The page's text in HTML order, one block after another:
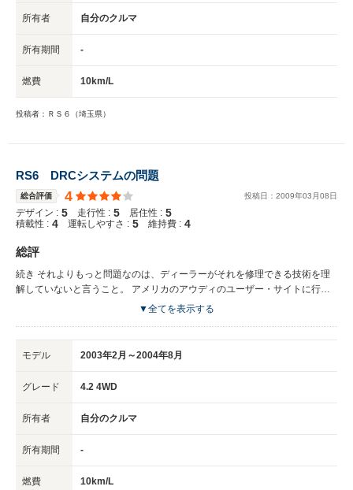
ディ本社や、アメリカのユーザー・グループともコンタクトして情報を得て
いるが、パーツだってほぼ2倍の価格。少なくとも円高なのに解せない。 ユ
ーザーはこうした情報をもっと把握すべきなのではないかと思う。
所有者 自分のクルマ
所有期間 -
燃費 10km/L
投稿者：ＲＳ６（埼玉県）
RS6 DRCシステムの問題
総合評価 4 投稿日： 2009年03 月08日
デザイン : 5 走行性 : 5 居住性 : 5
積載性 : 4 運転しやすさ : 5 維持費 : 4
総評
続き それよりもっと問題なのは、ディーラーがそれを修理できる技術を理
解していないと言うこと。 アメリカのアウディのユーザー・サイトに行く
と、本国ではDRCシステムを修理する間ぬあるが新しくなり、ツールも新
きるらしいのだが、日本のディーラーでは1個25万のセントラル・バルブを
2つ交換する必要があると言う。そもそも、修理するノウハウが無いがため
そうだ。 このご時世に、50万をディーラーの無知のために誰が払うという
ないと、地祇はアウディになんか乗労と考えるわけが無い。 折角良い車な
のに、日本の外車ディーラーと言うのは全く持って知識が無くて、車を愛し
てなくて、ただ単にプライドばかり高くて、本当に車を好きで乗っているユ
ーザーとしては残念でしょうがない。 RS6事態は非常に優れた車なのに、
故障したときのディーラーの対応を考えるとお勧めしにくい。 更に、2年前
▼全てを表示する
モデル 2003年2月～2004年8月
グレード 4.2 4WD
所有者 自分のクルマ
所有期間 -
燃費 10km/L